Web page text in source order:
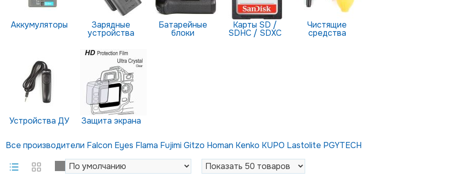
Аккумуляторы Зарядные
устройства
Батарейные
блоки
Карты SD /
SDHC / SDXC
Чистящие
средства
Устройства ДУ Защита экрана
Все производители Falcon Eyes Flama FujimiGitzo Homan Kenko KUPO Lastolite PGYTECH